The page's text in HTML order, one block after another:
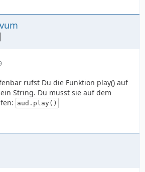
rufst Du die Funktion play() auf
String. Du musst sie auf dem
aud.play()